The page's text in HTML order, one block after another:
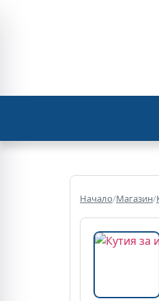
Начало/Магазин/